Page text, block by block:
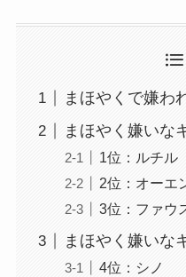
まほやくで嫌わ
まほやく嫌いな
1位：ルチル
2位：オーエ
3位：ファウ
まほやく嫌いな
4位：シノ